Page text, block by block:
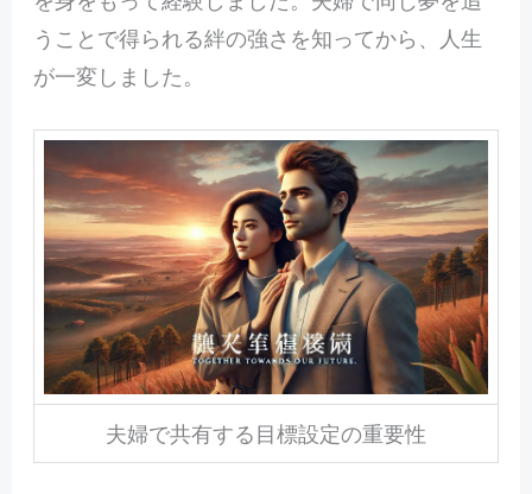
うことで得られる絆の強さを知ってから、人生
が一変しました。
夫婦で共有する目標設定の重要性